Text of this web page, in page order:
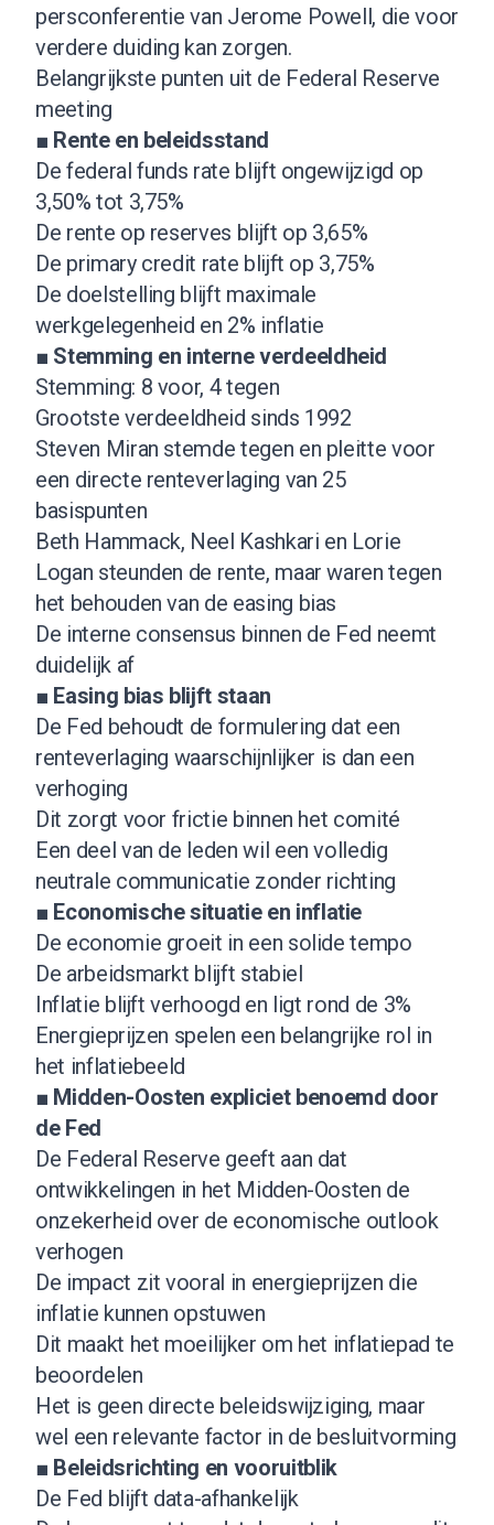
persconferentie van Jerome Powell, die voor
verdere duiding kan zorgen.
Belangrijkste punten uit de Federal Reserve
meeting
■ Rente en beleidsstand
De federal funds rate blijft ongewijzigd op
3,50% tot 3,75%
De rente op reserves blijft op 3,65%
De primary credit rate blijft op 3,75%
De doelstelling blijft maximale
werkgelegenheid en 2% inflatie
■ Stemming en interne verdeeldheid
Stemming: 8 voor, 4 tegen
Grootste verdeeldheid sinds 1992
Steven Miran stemde tegen en pleitte voor
een directe renteverlaging van 25
basispunten
Beth Hammack, Neel Kashkari en Lorie
Logan steunden de rente, maar waren tegen
het behouden van de easing bias
De interne consensus binnen de Fed neemt
duidelijk af
■ Easing bias blijft staan
De Fed behoudt de formulering dat een
renteverlaging waarschijnlijker is dan een
verhoging
Dit zorgt voor frictie binnen het comité
Een deel van de leden wil een volledig
neutrale communicatie zonder richting
■ Economische situatie en inflatie
De economie groeit in een solide tempo
De arbeidsmarkt blijft stabiel
Inflatie blijft verhoogd en ligt rond de 3%
Energieprijzen spelen een belangrijke rol in
het inflatiebeeld
■ Midden-Oosten expliciet benoemd door
de Fed
De Federal Reserve geeft aan dat
ontwikkelingen in het Midden-Oosten de
onzekerheid over de economische outlook
verhogen
De impact zit vooral in energieprijzen die
inflatie kunnen opstuwen
Dit maakt het moeilijker om het inflatiepad te
beoordelen
Het is geen directe beleidswijziging, maar
wel een relevante factor in de besluitvorming
■ Beleidsrichting en vooruitblik
De Fed blijft data-afhankelijk